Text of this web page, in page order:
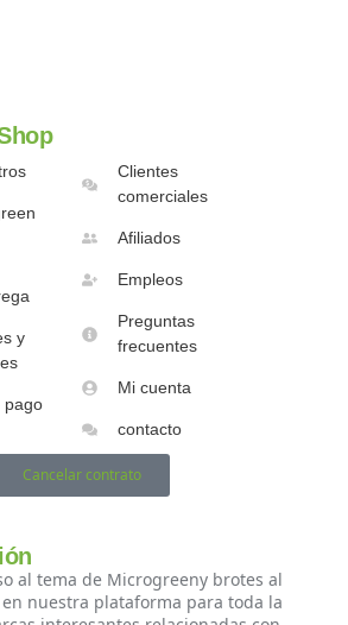
y
pago
Clientes
comerciales
Afiliados
Empleos
Preguntas
frecuentes
Mi cuenta
contacto
Cancelar contrato
al tema de Microgreeny brotes al
nuestra plataforma para toda la